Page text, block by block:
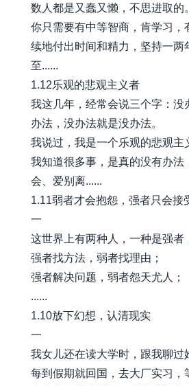
数人都是又蠢又懒，不思进取的。
你只需要有中等智商，肯学习，
续地付出时间和精力，坚持一两
至......
1.12乐观的悲观主义者
我这几年，经常会说三个字：没
办法，没办法就是没办法。
我说过，我是一个乐观的悲观主
我知道很多事，是真的没有办法
会、爱别离......
1.11弱者才会抱怨，强者只会接
一
这世界上有两种人，一种是强者
强者找方法，弱者找理由；
强者解决问题，弱者怨天尤人；
......
1.10放下幻想，认清现实
一
我女儿还在读大学时，跟我聊过
每到假期就回国，去大厂实习，